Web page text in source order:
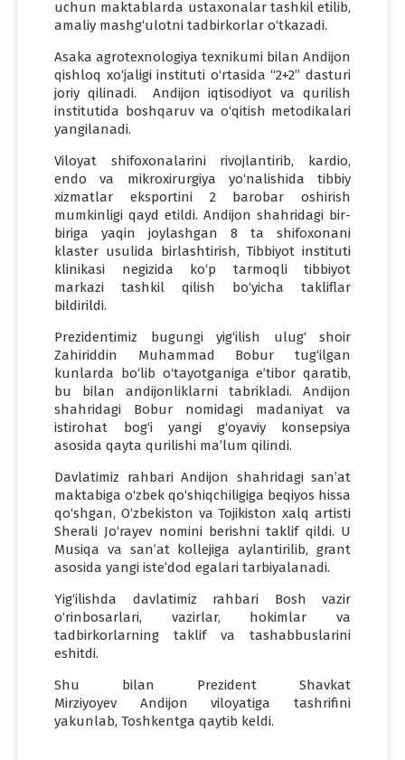
uchun maktablarda ustaxonalar tashkil etilib,
amaliy mashg‘ulotni tadbirkorlar o‘tkazadi.
Asaka agrotexnologiya texnikumi bilan Andijon
qishloq xo‘jaligi instituti o‘rtasida “2+2” dasturi
joriy qilinadi. Andijon iqtisodiyot va qurilish
institutida boshqaruv va o‘qitish metodikalari
yangilanadi.
Viloyat shifoxonalarini rivojlantirib, kardio,
endo va mikroxirurgiya yo‘nalishida tibbiy
xizmatlar eksportini 2 barobar oshirish
mumkinligi qayd etildi. Andijon shahridagi bir-
biriga yaqin joylashgan 8 ta shifoxonani
klaster usulida birlashtirish, Tibbiyot instituti
klinikasi negizida ko‘p tarmoqli tibbiyot
markazi tashkil qilish bo‘yicha takliflar
bildirildi.
Prezidentimiz bugungi yig‘ilish ulug‘ shoir
Zahiriddin Muhammad Bobur tug‘ilgan
kunlarda bo‘lib o‘tayotganiga e’tibor qaratib,
bu bilan andijonliklarni tabrikladi. Andijon
shahridagi Bobur nomidagi madaniyat va
istirohat bog‘i yangi g‘oyaviy konsepsiya
asosida qayta qurilishi ma’lum qilindi.
Davlatimiz rahbari Andijon shahridagi san’at
maktabiga o‘zbek qo‘shiqchiligiga beqiyos hissa
qo‘shgan, O‘zbekiston va Tojikiston xalq artisti
Sherali Jo‘rayev nomini berishni taklif qildi. U
Musiqa va san’at kollejiga aylantirilib, grant
asosida yangi iste’dod egalari tarbiyalanadi.
Yig‘ilishda davlatimiz rahbari Bosh vazir
o‘rinbosarlari, vazirlar, hokimlar va
tadbirkorlarning taklif va tashabbuslarini
eshitdi.
Shu bilan Prezident Shavkat
Mirziyoyev Andijon viloyatiga tashrifini
yakunlab, Toshkentga qaytib keldi.